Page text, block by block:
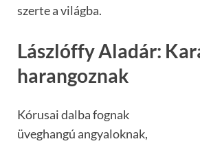
szerte a világba.
Lászlóffy Aladár:
harangoznak
Kórusai dalba fognak
üveghangú angyaloknak,